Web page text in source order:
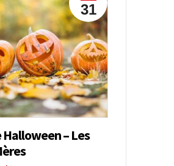
31
Halloween – Les